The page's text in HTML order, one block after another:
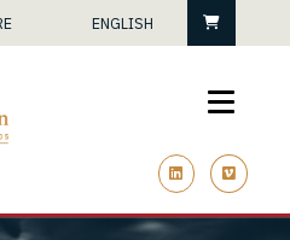
ENGLISH
linkedin vimeo